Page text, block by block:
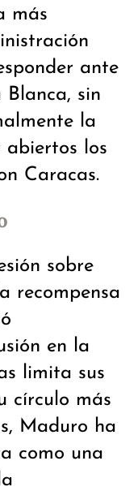
más
ante
Blanca, sin
la
abiertos los
Caracas.
sobre
recompensa
en la
limita sus
círculo más
Maduro ha
como una